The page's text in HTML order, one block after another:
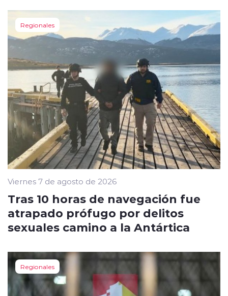
Regionales
Viernes 7 de agosto de 2026
Tras 10 horas de navegación fue
atrapado prófugo por delitos
sexuales camino a la Antártica
Regionales